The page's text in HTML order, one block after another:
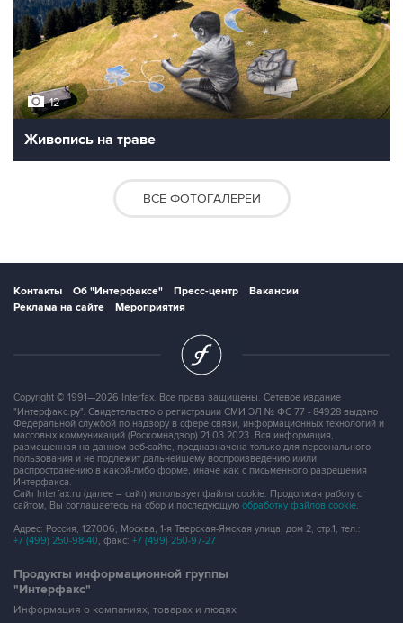
12
Живопись на траве
ВСЕ ФОТОГАЛЕРЕИ
Контакты Об "Интерфаксе" Пресс-центр
Вакансии
Реклама на сайте
Мероприятия
Copyright © 1991—2026 Interfax. Все права защищены. Сетевое издание
"Интерфакс.ру". Свидетельство о регистрации СМИ ЭЛ № ФС 77 - 84928 выдано
Федеральной службой по надзору в сфере связи, информационных технологий и
массовых коммуникаций (Роскомнадзор) 21.03.2023. Вся информация,
размещенная на данном веб-сайте, предназначена только для персонального
пользования и не подлежит дальнейшему воспроизведению и/или
распространению в какой-либо форме, иначе как с письменного разрешения
Интерфакса.
Сайт Interfax.ru (далее – сайт) использует файлы cookie. Продолжая работу с
сайтом, Вы соглашаетесь на сбор и последующую обработку файлов cookie.
Адрес: Россия, 127006, Москва, 1-я Тверская-Ямская улица, дом 2, стр.1, тел.:
+7 (499) 250-98-40, факс: +7 (499) 250-97-27
Продукты информационной группы
"Интерфакс"
Информация о компаниях, товарах и людях